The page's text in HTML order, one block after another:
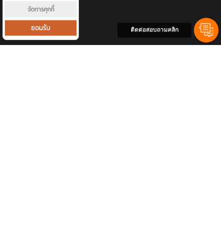
ผลงาน
รีวิวลูกค้า
ติดต่อเรา
ติดต่อสอบถามคลิก
จัดการคุกกี้
ยอมรับ